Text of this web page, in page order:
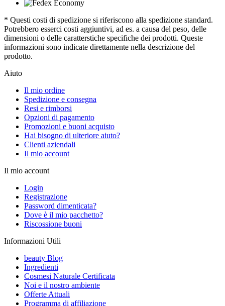
* Questi costi di spedizione si riferiscono alla spedizione standard.
Potrebbero esserci costi aggiuntivi, ad es. a causa del peso, delle
dimensioni o delle caratterstiche specifiche dei prodotti. Queste
informazioni sono indicate direttamente nella descrizione del
prodotto.
Aiuto
Il mio ordine
Spedizione e consegna
Resi e rimborsi
Opzioni di pagamento
Promozioni e buoni acquisto
Hai bisogno di ulteriore aiuto?
Clienti aziendali
Il mio account
Il mio account
Login
Registrazione
Password dimenticata?
Dove è il mio pacchetto?
Riscossione buoni
Informazioni Utili
beauty Blog
Ingredienti
Cosmesi Naturale Certificata
Noi e il nostro ambiente
Offerte Attuali
Programma di affiliazione